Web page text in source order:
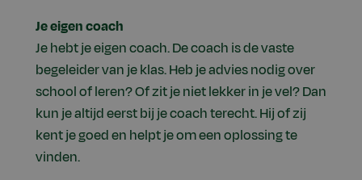
Je eigen coach
Je hebt je eigen coach. De coach is de vaste
begeleider van je klas. Heb je advies nodig over
school of leren? Of zit je niet lekker in je vel? Dan
kun je altijd eerst bij je coach terecht. Hij of zij
kent je goed en helpt je om een oplossing te
vinden.